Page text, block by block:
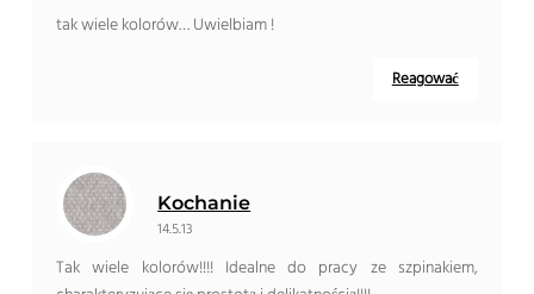
tak wiele kolorów… Uwielbiam !
Reagować
Kochanie
14.5.13
Tak wiele kolorów!!!! Idealne do pracy ze szpinakiem,